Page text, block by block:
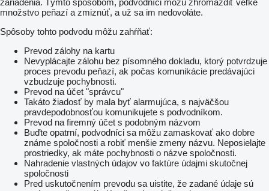
zariadenia. Týmto spôsobom, podvodníci môžu zhromaždiť veľké
množstvo peňazí a zmiznúť, a už sa im nedovoláte.
Spôsoby tohto podvodu môžu zahŕňať:
Prevod zálohy na kartu
Nevyplácajte zálohu bez písomného dokladu, ktorý potvrdzuje
proces prevodu peňazí, ak počas komunikácie predávajúci
vzbudzuje pochybnosti.
Prevod na účet "správcu"
Takáto žiadosť by mala byť alarmujúca, s najväčšou
pravdepodobnosťou komunikujete s podvodníkom.
Prevod na firemný účet s podobným názvom
Buďte opatrní, podvodníci sa môžu zamaskovať ako dobre
známe spoločnosti a robiť menšie zmeny názvu. Neposielajte
prostriedky, ak máte pochybnosti o názve spoločnosti.
Nahradenie vlastných údajov vo faktúre údajmi skutočnej
spoločnosti
Pred uskutočnením prevodu sa uistite, že zadané údaje sú